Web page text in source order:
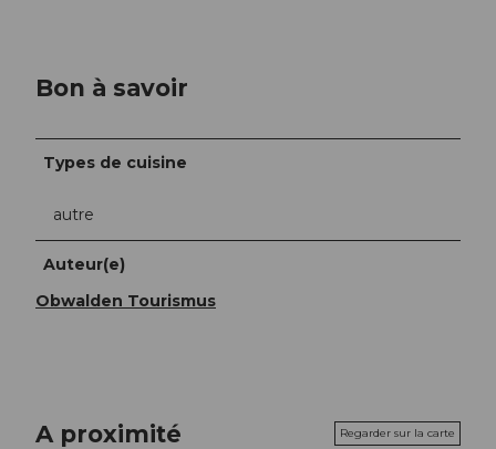
Bon à savoir
Types de cuisine
autre
Auteur(e)
Obwalden Tourismus
A proximité Regarder sur la carte